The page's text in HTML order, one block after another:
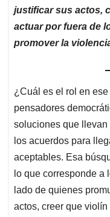
justificar sus actos,
actuar por fuera de
promover la
¿Cuál es el rol en
pensadores
soluciones que
los acuerdos para
aceptables. Esa
lo que corresponde a
lado de quienes
actos, creer que